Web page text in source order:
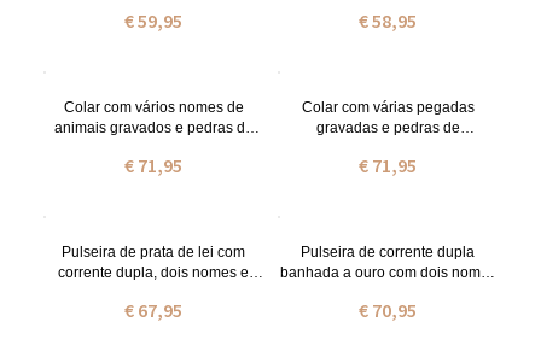
€ 59,95 € 58,95
Colar com vários nomes de
animais gravados e pedras de
€ 71,95
Colar com várias pegadas
gravadas e pedras de
€ 71,95
Pulseira de prata de lei com
corrente dupla, dois nomes e
€ 67,95
Pulseira de corrente dupla
banhada a ouro com dois nomes
€ 70,95